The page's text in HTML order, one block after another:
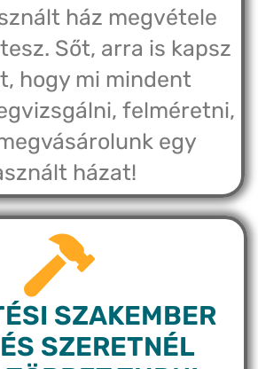
ház megvétele
Sőt, arra is kapsz
hogy mi mindent
felméretni,
egy
házat!
SZAKEMBER
SZERETNÉL